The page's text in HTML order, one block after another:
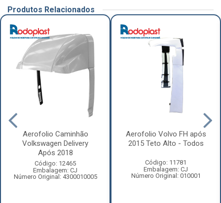
Produtos Relacionados
Aerofolio Caminhão
Volkswagen Delivery
Após 2018
Código: 12465
Embalagem: CJ
Número Original: 4300010005
Aerofolio Volvo FH após
2015 Teto Alto - Todos
Código: 11781
Embalagem: CJ
Número Original: 010001